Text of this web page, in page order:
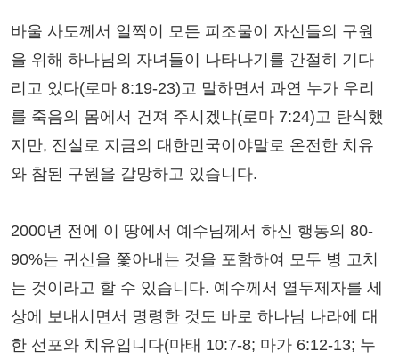
바울 사도께서 일찍이 모든 피조물이 자신들의 구원
을 위해 하나님의 자녀들이 나타나기를 간절히 기다
리고 있다(로마 8:19-23)고 말하면서 과연 누가 우리
를 죽음의 몸에서 건져 주시겠냐(로마 7:24)고 탄식했
지만, 진실로 지금의 대한민국이야말로 온전한 치유
와 참된 구원을 갈망하고 있습니다.
2000년 전에 이 땅에서 예수님께서 하신 행동의 80-
90%는 귀신을 쫓아내는 것을 포함하여 모두 병 고치
는 것이라고 할 수 있습니다. 예수께서 열두제자를 세
상에 보내시면서 명령한 것도 바로 하나님 나라에 대
한 선포와 치유입니다(마태 10:7-8; 마가 6:12-13; 누